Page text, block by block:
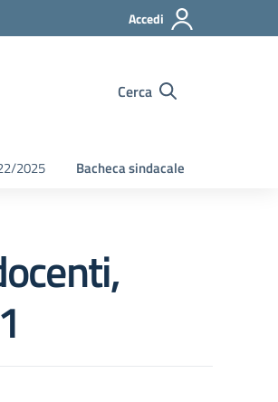
Accedi
Cerca
2025 Bacheca sindacale